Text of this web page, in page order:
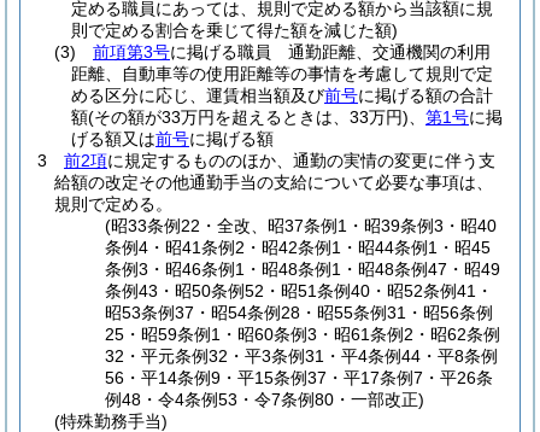
定める職員にあっては、規則で定める額から当該額に規
則で定める割合を乗じて得た額を減じた額)
(3)
前項第3号に掲げる職員 通勤距離、交通機関の利用
距離、自動車等の使用距離等の事情を考慮して規則で定
める区分に応じ、運賃相当額及び前号に掲げる額の合計
額(その額が33万円を超えるときは、33万円) 第1号に掲
げる額又は前号に掲げる額
3
前2項に規定するもののほか、通勤の実情の変更に伴う支
給額の改定その他通勤手当の支給について必要な事項は、
規則で定める。
(昭33条例22・全改、昭37条例1・昭39条例3・昭40
条例4・昭41条例2・昭42条例1・昭44条例1・昭45
条例3・昭46条例1・昭48条例1・昭48条例47・昭49
条例43・昭50条例52・昭51条例40・昭52条例41・
昭53条例37・昭54条例28・昭55条例31・昭56条例
25・昭59条例1・昭60条例3・昭61条例2・昭62条例
32・平元条例32・平3条例31・平4条例44・平8条例
56・平14条例9・平15条例37・平17条例7・平26条
例48・令4条例53・令7条例80・一部改正)
(特殊勤務手当)